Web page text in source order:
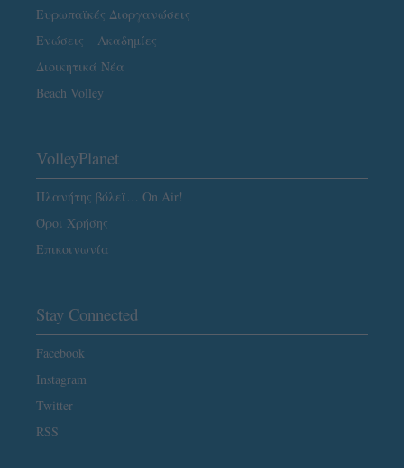
Ευρωπαϊκές Διοργανώσεις
Ενώσεις – Ακαδημίες
Διοικητικά Νέα
Beach Volley
VolleyPlanet
Πλανήτης βόλεϊ… On Air!
Όροι Χρήσης
Επικοινωνία
Stay Connected
Facebook
Instagram
Twitter
RSS